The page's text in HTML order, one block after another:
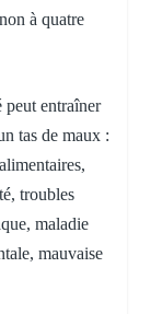
à quatre
peut entraîner
tas de maux :
troubles
maladie
mauvaise